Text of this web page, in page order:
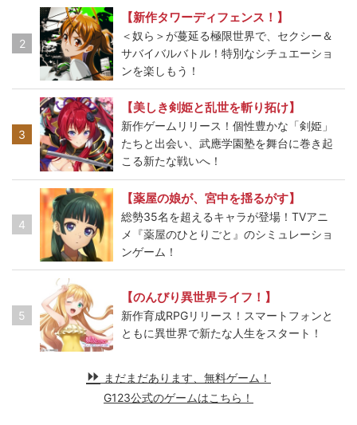
2
【新作タワーディフェンス！】
＜奴ら＞が蔓延る極限世界で、セクシー＆
サバイバルバトル！特別なシチュエーショ
ンを楽しもう！
3
【美しき剣姫と乱世を斬り拓け】
新作ゲームリリース！個性豊かな「剣姫」
たちと出会い、武應学園塾を舞台に巻き起
こる新たな戦いへ！
4
【薬屋の娘が、宮中を揺るがす】
総勢35名を超えるキャラが登場！TVアニ
メ『薬屋のひとりごと』のシミュレーショ
ンゲーム！
5
【のんびり異世界ライフ！】
新作育成RPGリリース！スマートフォンと
ともに異世界で新たな人生をスタート！
まだまだあります、無料ゲーム！
G123公式のゲームはこちら！